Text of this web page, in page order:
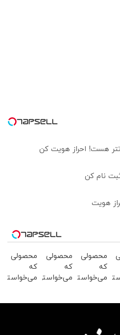
هست! احراز هویت کن
محصولی
که
می‌خواستی
بخر !
محصولی
که
می‌خواستی
محصولی
که
می‌خواستی